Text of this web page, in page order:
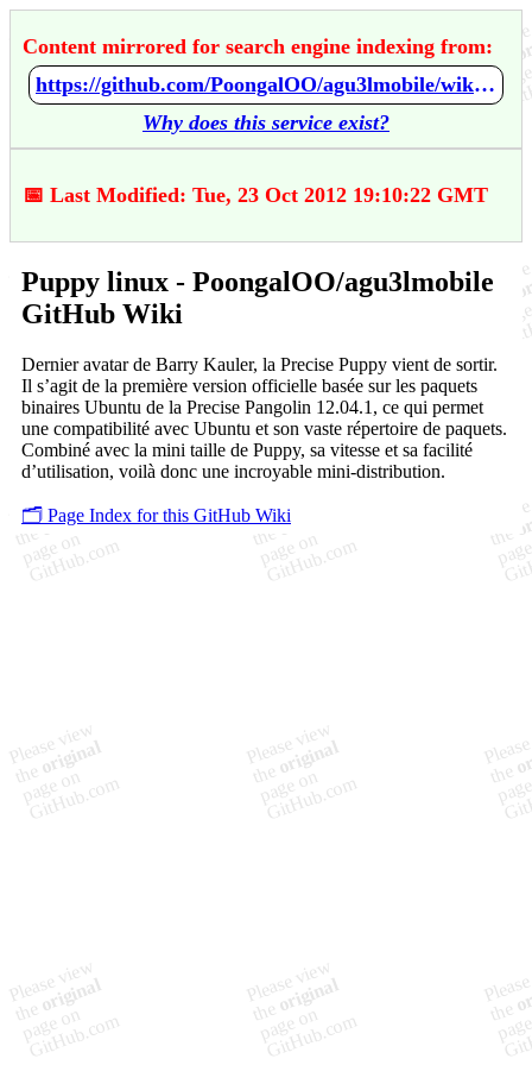
Content mirrored for search engine indexing from:
https://github.com/PoongalOO/agu3lmobile/wiki/Puppy-linux
Why does this service exist?
📅 Last Modified: Tue, 23 Oct 2012 19:10:22 GMT
Puppy linux - PoongalOO/agu3lmobile
GitHub Wiki
Dernier avatar de Barry Kauler, la Precise Puppy vient de sortir.
Il s’agit de la première version officielle basée sur les paquets
binaires Ubuntu de la Precise Pangolin 12.04.1, ce qui permet
une compatibilité avec Ubuntu et son vaste répertoire de paquets.
Combiné avec la mini taille de Puppy, sa vitesse et sa facilité
d’utilisation, voilà donc une incroyable mini-distribution.
🗂️ Page Index for this GitHub Wiki